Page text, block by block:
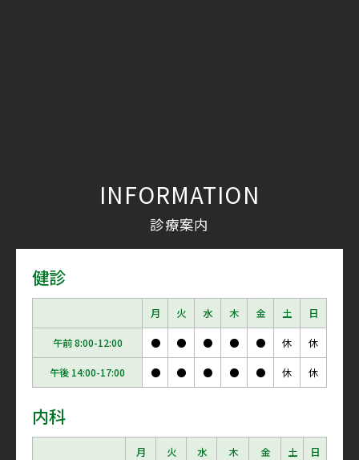
INFORMATION
診療案内
健診
月 火 水 木 金 土 日
午前 8:00-12:00 ● ● ● ● ● 休 休
午後 14:00-17:00 ● ● ● ● ● 休 休
内科
月 火 水 木 金 土 日